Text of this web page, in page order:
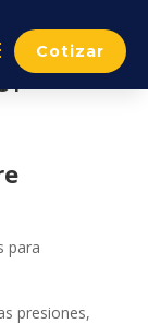
Cotizar
para
presiones,